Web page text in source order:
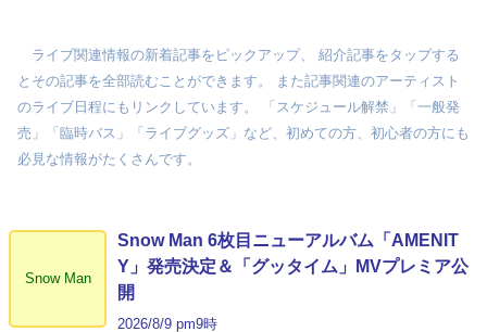
ライブ関連情報の新着記事をピックアップ、 紹介記事をタップする
とその記事を全部読むことができます。 また記事関連のアーティスト
のライブ日程にもリンクしています。 「スケジュール解禁」「一般発
売」「臨時バス」「ライブグッズ」など、初めての方、初心者の方にも
必見な情報がたくさんです。
Snow Man
Snow Man 6枚目ニューアルバム「AMENIT
Y」発売決定＆「グッタイム」MVプレミア公
開
2026/8/9 pm9時